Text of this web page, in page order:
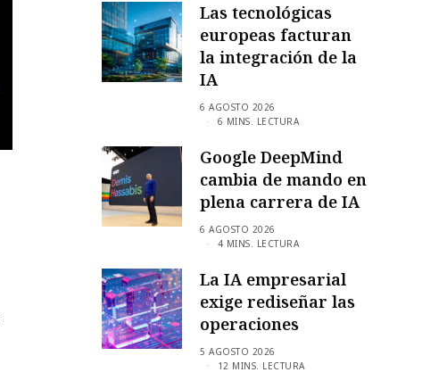
Las tecnológicas
europeas facturan
la integración de la
IA
6 AGOSTO 2026
6 MINS. LECTURA
Google DeepMind
cambia de mando en
plena carrera de IA
6 AGOSTO 2026
4 MINS. LECTURA
La IA empresarial
exige rediseñar las
operaciones
5 AGOSTO 2026
12 MINS. LECTURA